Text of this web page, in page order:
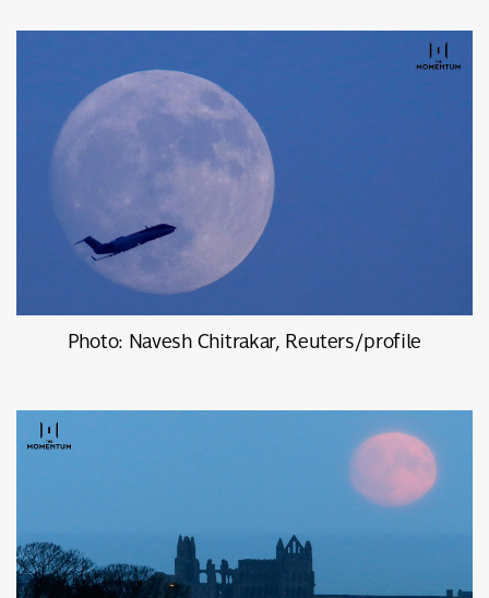
Photo: Navesh Chitrakar, Reuters/profile